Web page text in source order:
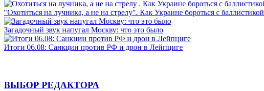
"Охотиться на лучника, а не на стрелу". Как Украине бороться с баллистикой
Загадочный звук напугал Москву: что это было
Итоги 06.08: Санкции против РФ и дрон в Лейпциге
ВЫБОР РЕДАКТОРА